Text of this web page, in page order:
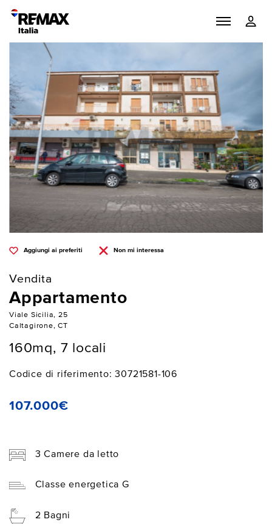
Aggiungi ai preferiti Non mi interessa
Vendita
Appartamento
Viale Sicilia, 25
Caltagirone, CT
160mq, 7 locali
Codice di riferimento: 30721581-106
107.000€
3 Camere da letto
Classe energetica G
2 Bagni